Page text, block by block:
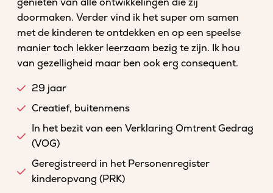
genieten van alle ontwikkelingen die zij
doormaken. Verder vind ik het super om samen
met de kinderen te ontdekken en op een speelse
manier toch lekker leerzaam bezig te zijn. Ik hou
van gezelligheid maar ben ook erg consequent.
29 jaar
Creatief, buitenmens
In het bezit van een Verklaring Omtrent Gedrag
(VOG)
Geregistreerd in het Personenregister
kinderopvang (PRK)